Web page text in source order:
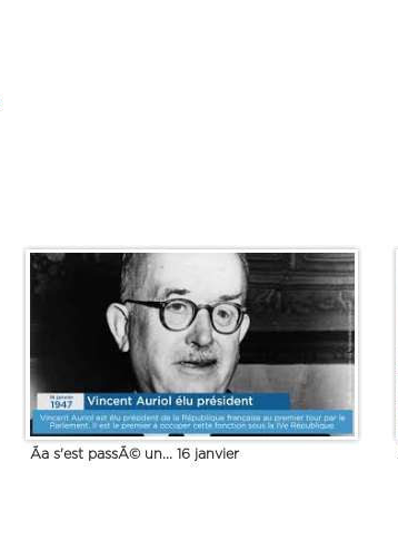
Ãa s'est passÃ© un... 16 janvier